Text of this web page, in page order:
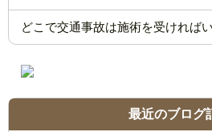
どこで交通事故は施術を受ければ
最近のブログ